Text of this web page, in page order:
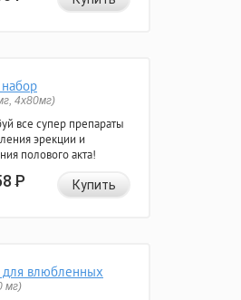
4х80мг)
все супер препараты
эрекции и
полового акта!
Р Купить
влюбленных
мг)